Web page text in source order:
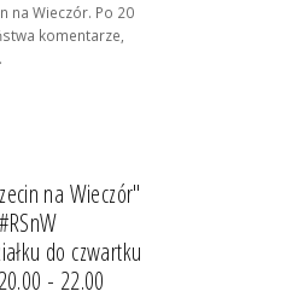
na Wieczór. Po 20
komentarze,
na Wieczór"
#RSnW
do czwartku
- 22.00